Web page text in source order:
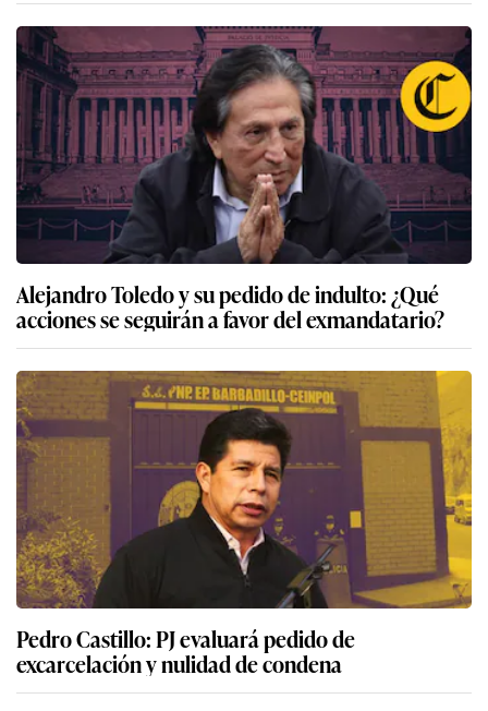
Alejandro Toledo y su pedido de indulto: ¿Qué
acciones se seguirán a favor del exmandatario?
Pedro Castillo: PJ evaluará pedido de
excarcelación y nulidad de condena